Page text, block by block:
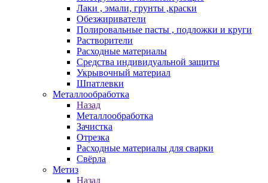
Лаки , эмали, грунты ,краски
Обезжириватели
Полировальные пасты , подложки и круги
Растворители
Расходные материалы
Средства индивидуальной защиты
Укрывочный материал
Шпатлевки
Металлообработка
Назад
Металлообработка
Зачистка
Отрезка
Расходные материалы для сварки
Свёрла
Метиз
Назад